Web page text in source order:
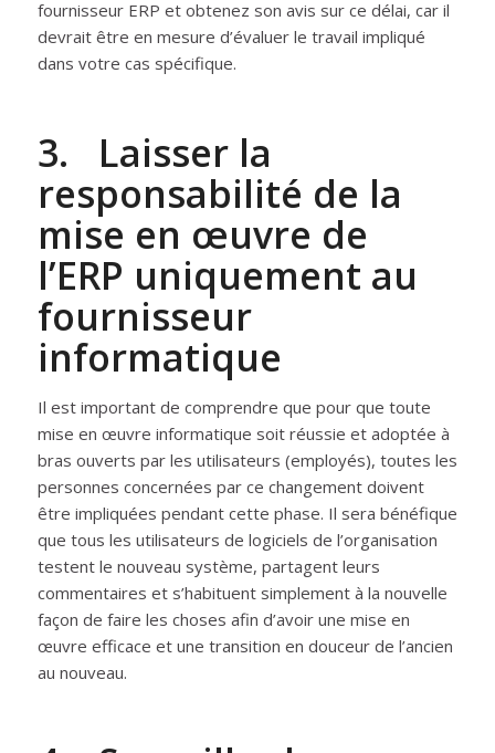
fournisseur ERP et obtenez son avis sur ce délai, car il
devrait être en mesure d’évaluer le travail impliqué
dans votre cas spécifique.
3. Laisser la
responsabilité de la
mise en œuvre de
l’ERP uniquement au
fournisseur
informatique
Il est important de comprendre que pour que toute
mise en œuvre informatique soit réussie et adoptée à
bras ouverts par les utilisateurs (employés), toutes les
personnes concernées par ce changement doivent
être impliquées pendant cette phase. Il sera bénéfique
que tous les utilisateurs de logiciels de l’organisation
testent le nouveau système, partagent leurs
commentaires et s’habituent simplement à la nouvelle
façon de faire les choses afin d’avoir une mise en
œuvre efficace et une transition en douceur de l’ancien
au nouveau.